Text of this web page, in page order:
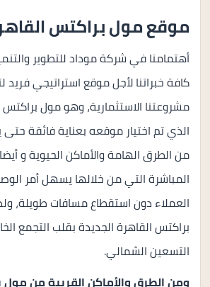
موقع مول براكتس
أهتمامنا في شركة موداد للتطوير
كافة خبراتنا لأجل موقع استراتيجي فريد
مشروعتنا الاستثمارية، وهو مول براكتس
الذي تم اختيار موقعه بعناية فائقة
من الطرق الهامة والأماكن الحيوية و
المباشرة التي من خلالها يسهل أمر
العملاء دون استقطاع مسافات طويلة،
براكتس القاهرة الجديدة بقلب التجمع
التسعين الشمالي.
ومن الطرق والأماكن القريبة من